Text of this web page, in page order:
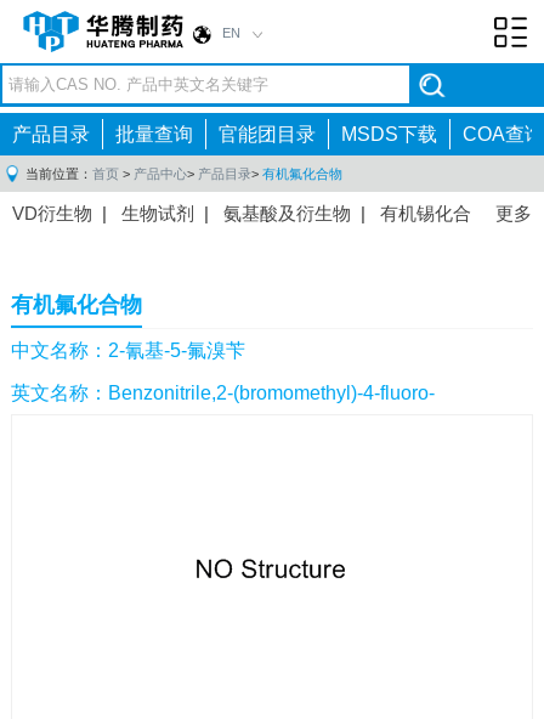
EN
产品目录 批量查询 官能团目录 MSDS下载 COA查询
当前位置： 首页 > 产品中心> 产品目录> 有机氟化合物
更多
VD衍生物 | 生物试剂 | 氨基酸及衍生物 | 有机锡化合
间体|抗高血压药物中间体
感染药物中间体|
体 |抗精神病药物中间体|
药中间体|其他原料药中间体|
有机氟化合物
中文名称：2-氰基-5-氟溴苄
英文名称：Benzonitrile,2-(bromomethyl)-4-fluoro-